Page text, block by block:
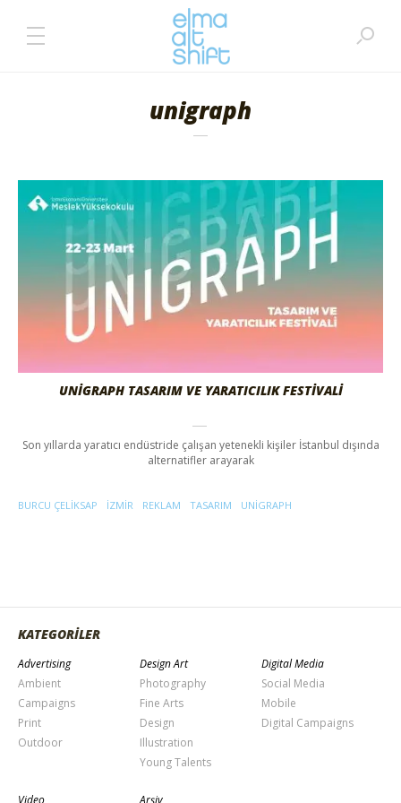
unigraph
UNIGRAPH TASARIM VE YARATICILIK FESTIVALI
Son yıllarda yaratıcı endüstride çalışan yetenekli kişiler İstanbul dışında
alternatifler arayarak
BURCU ÇELIKSAP IZMIR REKLAM TASARIM UNIGRAPH
KATEGORİLER
Advertising
Ambient
Campaigns
Print
Outdoor
Design Art
Photography
Fine Arts
Design
Illustration
Young Talents
Digital Media
Social Media
Mobile
Digital Campaigns
Video Arşiv